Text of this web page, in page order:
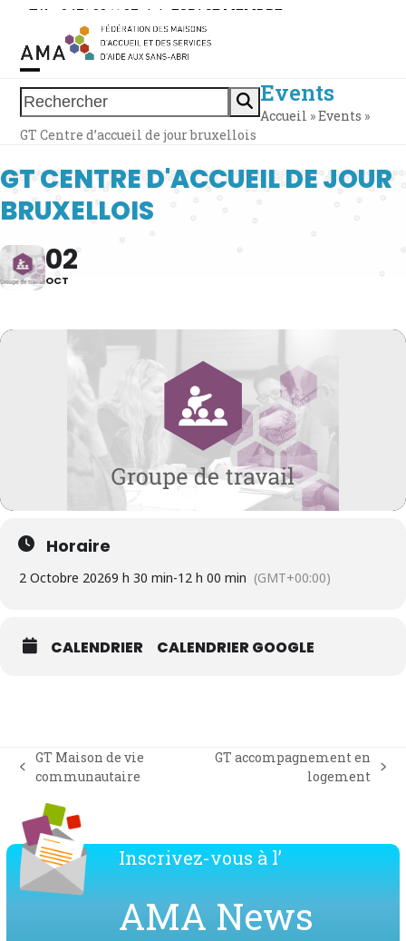
Skip
content
Tél. : 0471 38 11 37 | | ESPACE MEMBRE
Rechercher
Open
mobile
Close
mobile
Events
Accueil »Events »
GT Centre d’accueil de jour bruxellois
GT CENTRE D'ACCUEIL DE JOUR
BRUXELLOIS
02
OCT
Horaire
2 Octobre 20269 h 30 min-12 h 00 min (GMT+00:00)
CALENDRIER CALENDRIER GOOGLE
previous
GT Maison de vie
communautaire
GT accompagnement en
logement
Inscrivez-vous à l’
AMA News